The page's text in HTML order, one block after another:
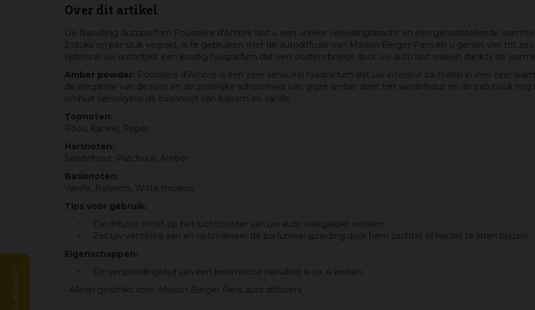
Over dit artikel
De Navulling Autoparfum Poussière d'Ambre laat u een unieke verleidingskracht en een geruststellende
2 stuks en per stuk verpakt, is te gebruiken met de autodiffuser van Maison Berger Paris en u geniet vier tot
tijdens al uw autoritjes: een kruidig huisparfum dat een oosters briesje door uw auto laat waaien dankzij de
Amber powder: Poussière d’Ambre is een zeer sensueel huisparfum dat uw interieur zal hullen in een zeer
de elegantie van de roos en de zinnelijke schoonheid van grijze amber doet het sandelhout en de patchouli
omhult vervolgens de basisnoot van balsem en vanille.
Topnoten:
Roos, Kaneel, Peper
Hartnoten:
Sandelhout, Patchouli, Amber
Basisnoten:
Vanille, Balsems, Witte muskus
Tips voor gebruik:
De diffusor moet op het luchtrooster van uw auto vastgeklikt worden.
Zet uw ventilatie aan en optimaliseer de parfumverspreiding door hem zachter of harder te laten blazen.
Eigenschappen:
De verspreidingstijd van een keramische navulling is ca. 4 weken.
• Alleen geschikt voor: Maison Berger Paris auto diffusers